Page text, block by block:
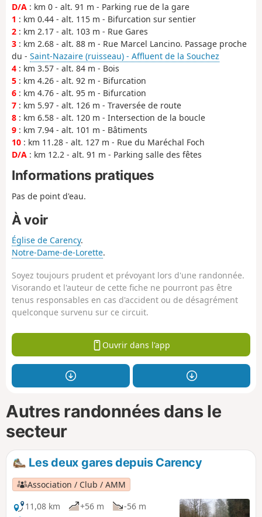
D/A : km 0 - alt. 91 m - Parking rue de la gare
1 : km 0.44 - alt. 115 m - Bifurcation sur sentier
2 : km 2.17 - alt. 103 m - Rue Gares
3 : km 2.68 - alt. 88 m - Rue Marcel Lancino. Passage proche
du - Saint-Nazaire (ruisseau) - Affluent de la Souchez
4 : km 3.57 - alt. 84 m - Bois
5 : km 4.26 - alt. 92 m - Bifurcation
6 : km 4.76 - alt. 95 m - Bifurcation
7 : km 5.97 - alt. 126 m - Traversée de route
8 : km 6.58 - alt. 120 m - Intersection de la boucle
9 : km 7.94 - alt. 101 m - Bâtiments
10 : km 11.28 - alt. 127 m - Rue du Maréchal Foch
D/A : km 12.2 - alt. 91 m - Parking salle des fêtes
Informations pratiques
Pas de point d'eau.
À voir
Église de Carency.
Notre-Dame-de-Lorette.
Soyez toujours prudent et prévoyant lors d'une randonnée.
Visorando et l'auteur de cette fiche ne pourront pas être
tenus responsables en cas d'accident ou de désagrément
quelconque survenu sur ce circuit.
Ouvrir dans l'app
Autres randonnées dans le
secteur
Les deux gares depuis Carency
Association / Club / AMM
11,08 km
+56 m
-56 m